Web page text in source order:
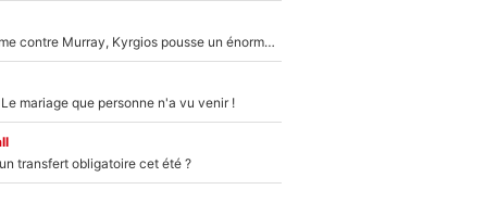
Victime de racisme contre Murray, Kyrgios pousse un énorme coup de gueule !
mariage que personne n'a vu venir !
transfert obligatoire cet été ?